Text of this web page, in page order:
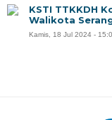
KSTI TTKKDH
Walikota
Kamis, 18 Jul 2024 -